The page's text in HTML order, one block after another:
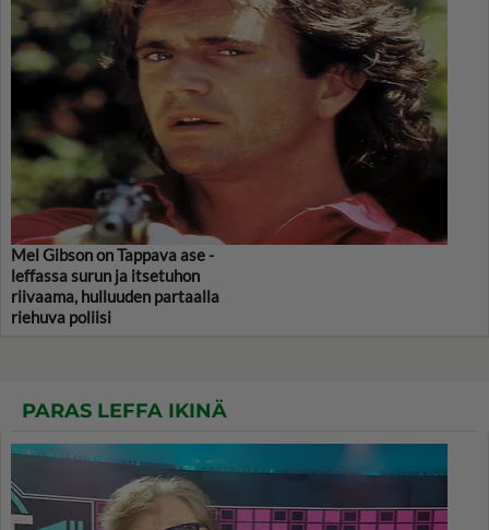
Mel Gibson on Tappava ase -
leffassa surun ja itsetuhon
riivaama, hulluuden partaalla
riehuva poliisi
PARAS LEFFA IKINÄ